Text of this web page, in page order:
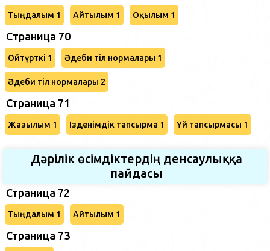
Тыңдалым 1 Айтылым 1 Оқылым 1
Cтраница 70
Ойтүрткі 1 Әдеби тіл нормалары 1
Әдеби тіл нормалары 2
Страница 71
Жазылым 1 Ізденімдік тапсырма 1 Үй тапсырмасы 1
Дәрілік өсімдіктердің денсаулыққа
пайдасы
Страница 72
Тыңдалым 1 Айтылым 1
Страница 73